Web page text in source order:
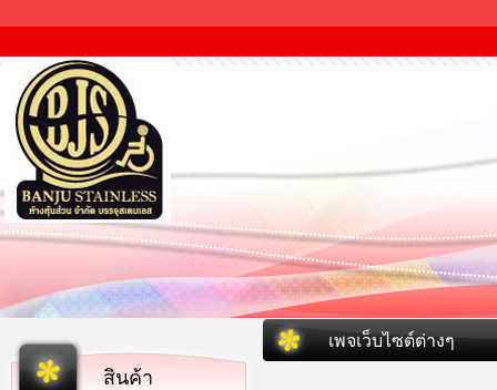
สินค้า
เพจเว็บไซต์ต่างๆ